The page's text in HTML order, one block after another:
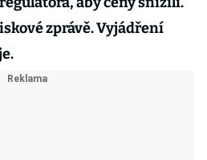
zprávě. Vyjádření